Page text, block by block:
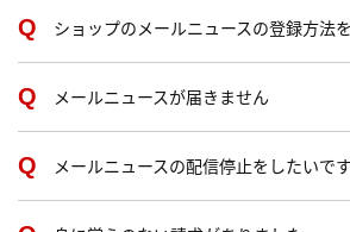
ショップのメールニュースの登録方法
メールニュースが届きません
メールニュースの配信停止をしたいです